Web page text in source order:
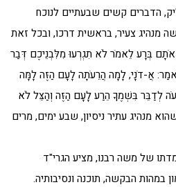
הדברים קשים שבעתיים לנוכח
מנהיג צעיר, בראשית דרכו, ובכל זאת
אֹתָם בְּרָע לֵאמֹר לֹא תִגְרְעוּ מִלִּבְנֵיכֶם דְּבַר
אֲ-דֹנָי, לָמָה הֲרֵעֹתָה לָעָם הַזֶּה לָמָּה
לְדַבֵּר בִּשְׁמֶךָ הֵרַע לָעָם הַזֶּה וְהַצֵּל לֹא
מנהיג עתיר ניסיון, שבע ימים, מרים
של משה רבנו, מציע הגרי"ד
במהות הבקשה, תוכנה ונסיבותיה.